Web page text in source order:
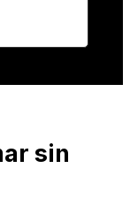
sin